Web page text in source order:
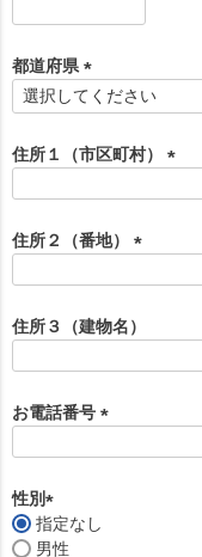
須
)
都道府県
(
須
)
住所１（市区町村）
)
住所２（番地）
須
)
住所３（建物名）
お電話番号
性別
(
指定なし
男性